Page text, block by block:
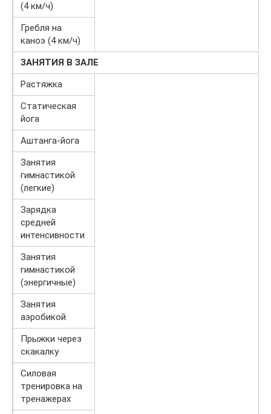
(4 км/ч)
Гребля на
каноэ (4 км/ч)
ЗАНЯТИЯ В ЗАЛЕ
Растяжка
Статическая
йога
Аштанга-йога
Занятия
гимнастикой
(легкие)
Зарядка
средней
интенсивности
Занятия
гимнастикой
(энергичные)
Занятия
аэробикой
Прыжки через
скакалку
Силовая
тренировка на
тренажерах